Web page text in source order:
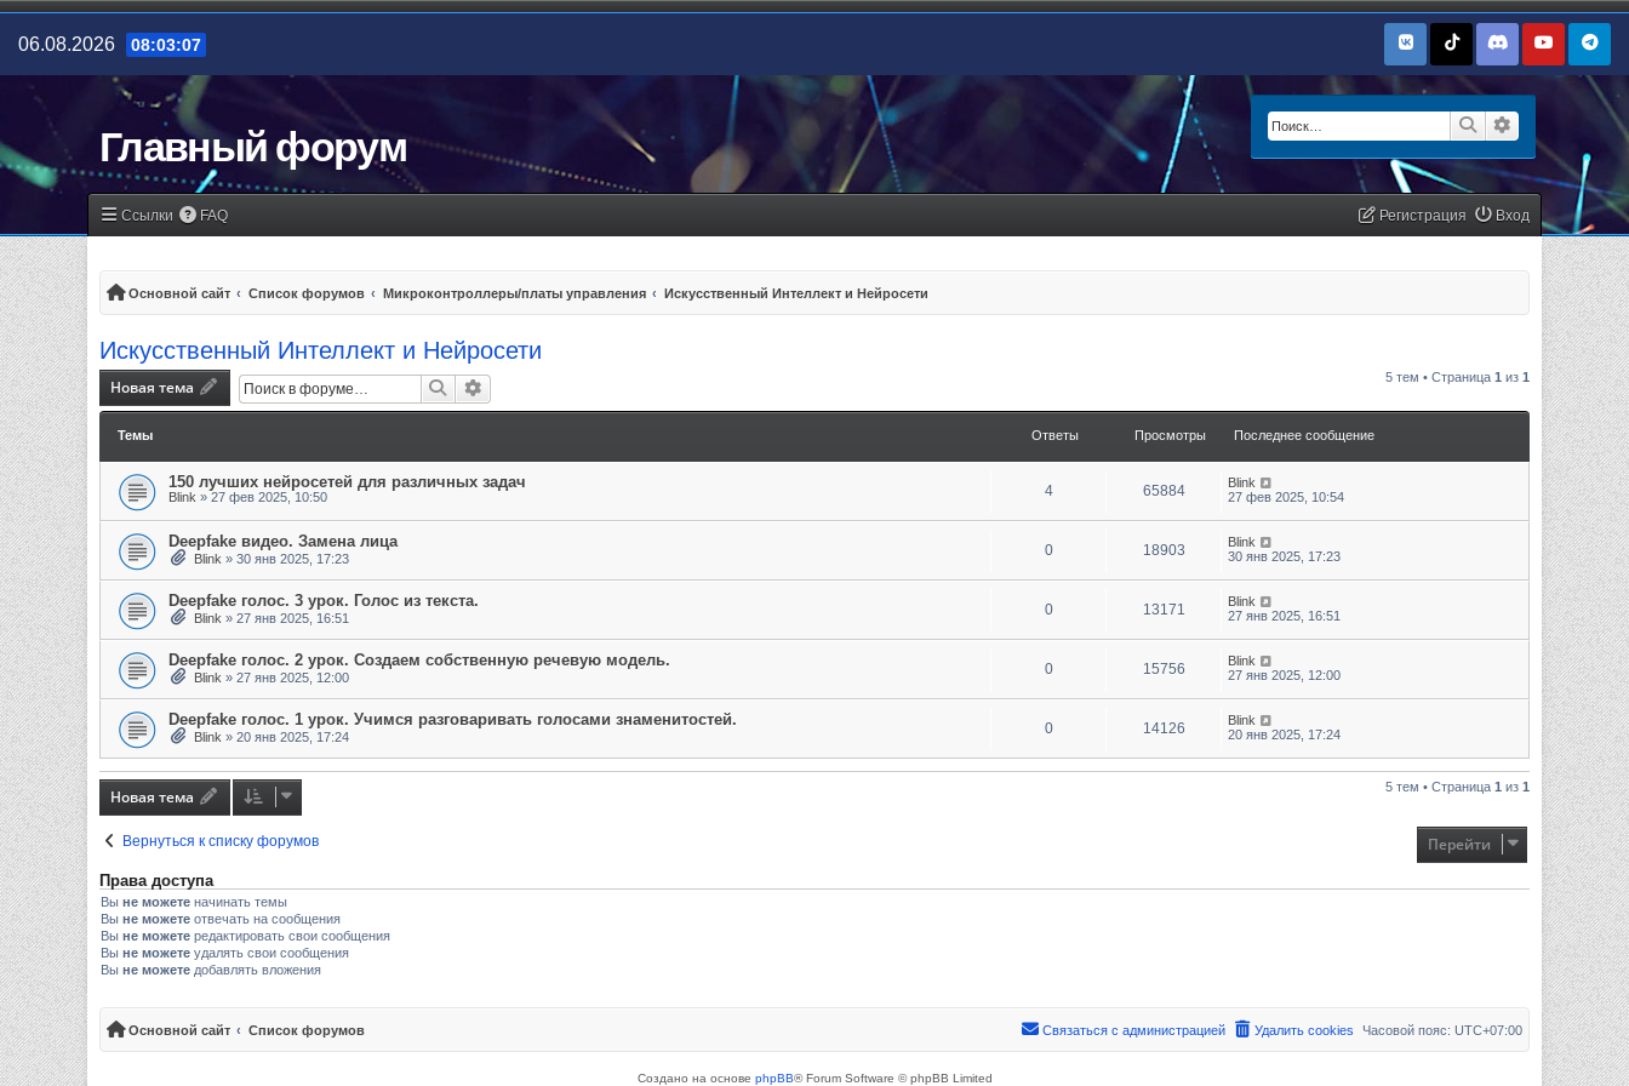
06.08.2026 08:03:07
Главный форум Поиск Расширенный
Ссылки FAQ Вход
Регистрация
Основной сайт Список форумов Микроконтроллеры/платы управления Искусственный Интеллект и Нейросети
Искусственный Интеллект и Нейросети
Новая тема Поиск 5 тем • Страница 1 из 1
Темы Ответы Просмотры Последнее сообщение
150 лучших нейросетей для различных задач
Blink » 27 фев 2025, 10:50 4 65884
Blink
27 фев 2025, 10:54
Deepfake видео. Замена лица
Blink » 30 янв 2025, 17:23 0 18903
Blink
30 янв 2025, 17:23
Deepfake голос. 3 урок. Голос из текста.
Blink » 27 янв 2025, 16:51 0 13171
Blink
27 янв 2025, 16:51
Deepfake голос. 2 урок. Создаем собственную речевую модель.
Blink » 27 янв 2025, 12:00 0 15756
Blink
27 янв 2025, 12:00
Deepfake голос. 1 урок. Учимся разговаривать голосами знаменитостей.
Blink » 20 янв 2025, 17:24 0 14126
Blink
20 янв 2025, 17:24
Новая тема 5 тем • Страница 1 из 1
Вернуться к списку форумов Перейти
Права доступа
Вы не можете начинать темы
Вы не можете отвечать на сообщения
Вы не можете редактировать свои сообщения
Вы не можете удалять свои сообщения
Вы не можете добавлять вложения
Основной сайт Список форумов Часовой пояс: UTC+07:00
Удалить cookies
Связаться с администрацией
Создано на основе phpBB® Forum Software © phpBB Limited